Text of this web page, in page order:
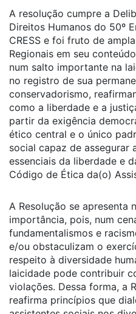
A resolução cumpre a
Direitos Humanos do 50º
CRESS e foi fruto de
Regionais em seu
num salto importante na
no registro de sua
conservadorismo,
como a liberdade e a
partir da exigência
ético central e o único
social capaz de assegurar
essenciais da liberdade e
Código de Ética da(o)
A Resolução se apresenta
importância, pois, num
fundamentalismos e
e/ou obstaculizam o
respeito à diversidade
laicidade pode contribuir
violações. Dessa forma, a
reafirma princípios que